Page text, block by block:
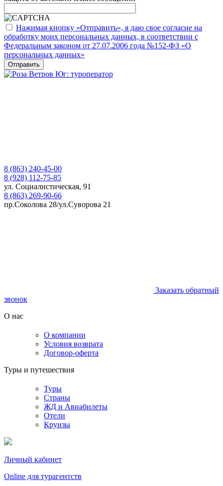
Нажимая кнопку «Отправить», я даю свое согласие на
обработку моих персональных данных, в соответствии с
Федеральным законом от 27.07.2006 года №152-ФЗ «О
персональных данных»
8 (863) 240-45-00
8 (928) 112-75-85
ул. Социалистическая, 91
8 (863) 269-90-66
пр.Соколова 28/ул.Суворова 21
Заказать обратный
звонок
О нас
О компании
Условия возврата
Договор-оферта
Туры и путешествия
Туры
Страны
ЖД и Авиабилеты
Отели
Круизы
Личный кабинет
Online для турагентств